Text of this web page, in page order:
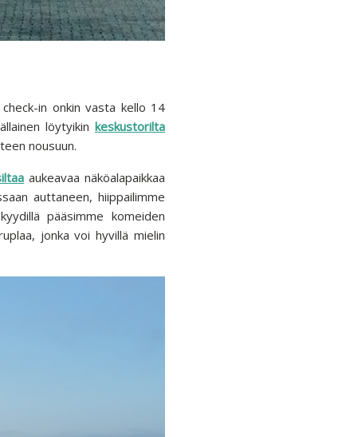
in onkin vasta kello 14
löytyikin keskustorilta
nousuun.
aukeavaa näköalapaikkaa
auttaneen, hiippailimme
pääsimme komeiden
jonka voi hyvillä mielin